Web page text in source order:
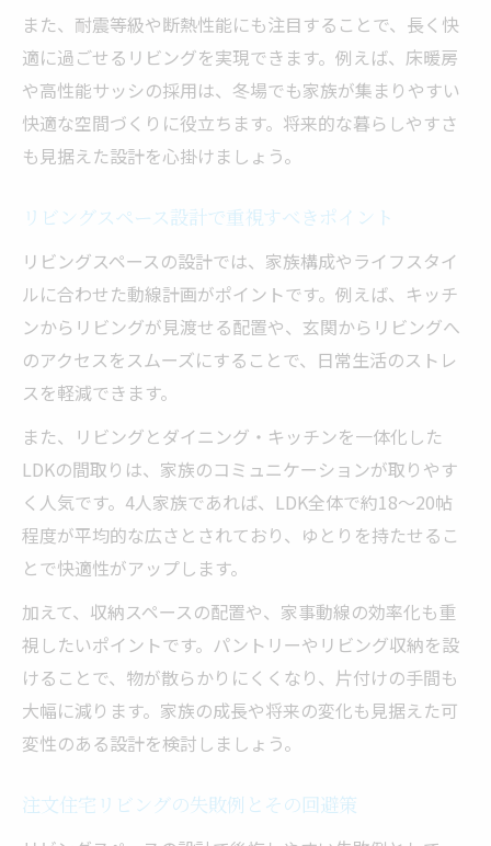
方
注文住宅リビングの動線と収納の工夫例
家事効率を高めるリビング間取りのポイン
ト
家族の成長に合わせたリビングスペース活
動線と収納が生む住みやすいリビング提案
注文住宅リビングの動線設計で失敗しない
方法
収納力アップで快適なリビングスペースを
実現
ツ
注文住宅で叶えるスムーズな生活動線の工
夫
リビング収納のアイデア集と実践ポイント
注文住宅リビング設計でよくある後悔を防
ぐ
リビングスペースの失敗例から学ぶポイン
家族の声を活かしたリビング設計アイデア
リビングスペースの耐震性と安心設計のコ
また、耐震等級や断熱性能にも注目することで、長く快
適に過ごせるリビングを実現できます。例えば、床暖房
や高性能サッシの採用は、冬場でも家族が集まりやすい
快適な空間づくりに役立ちます。将来的な暮らしやすさ
も見据えた設計を心掛けましょう。
リビングスペース設計で重視すべきポイント
リビングスペースの設計では、家族構成やライフスタイ
ルに合わせた動線計画がポイントです。例えば、キッチ
ンからリビングが見渡せる配置や、玄関からリビングへ
のアクセスをスムーズにすることで、日常生活のストレ
スを軽減できます。
また、リビングとダイニング・キッチンを一体化した
LDKの間取りは、家族のコミュニケーションが取りやす
く人気です。4人家族であれば、LDK全体で約18〜20帖
程度が平均的な広さとされており、ゆとりを持たせるこ
とで快適性がアップします。
加えて、収納スペースの配置や、家事動線の効率化も重
視したいポイントです。パントリーやリビング収納を設
けることで、物が散らかりにくくなり、片付けの手間も
大幅に減ります。家族の成長や将来の変化も見据えた可
変性のある設計を検討しましょう。
注文住宅リビングの失敗例とその回避策